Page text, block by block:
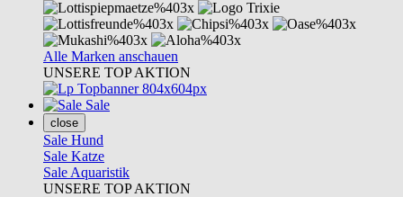
Alle Marken anschauen
UNSERE TOP AKTION
Sale
close
Sale Hund
Sale Katze
Sale Aquaristik
UNSERE TOP AKTION